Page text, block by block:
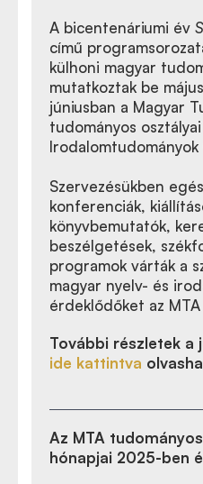
A bicentenáriumi év
című
külhoni magyar
mutatkoztak be
júniusban a Magyar
tudományos
Irodalomtudományok
Szervezésükben
konferenciák,
könyvbemutatók,
beszélgetések,
programok várták a
magyar nyelv- és
érdeklődőket az MTA
További részletek a
ide kattintva
Az MTA
hónapjai 2025-ben